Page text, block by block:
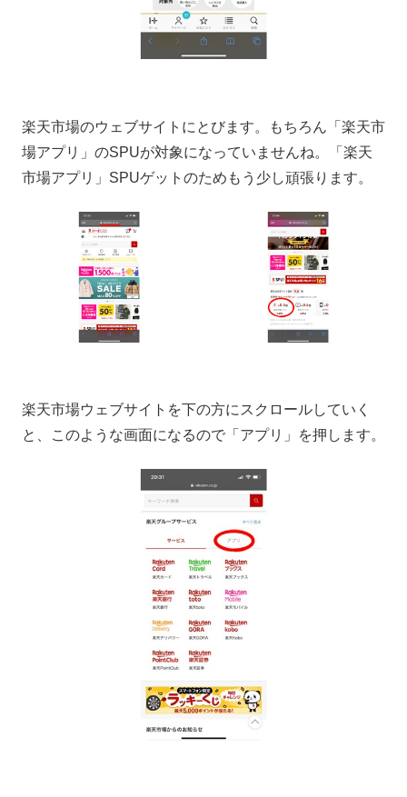
楽天市場のウェブサイトにとびます。もちろん「楽天市
場アプリ」のSPUが対象になっていませんね。「楽天
市場アプリ」SPUゲットのためもう少し頑張ります。
楽天市場ウェブサイトを下の方にスクロールしていく
と、このような画面になるので「アプリ」を押します。